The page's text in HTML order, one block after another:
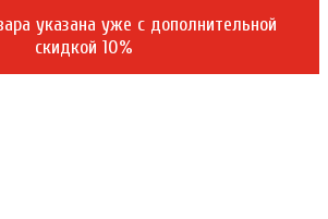
указана уже c дополнительной
скидкой 10%